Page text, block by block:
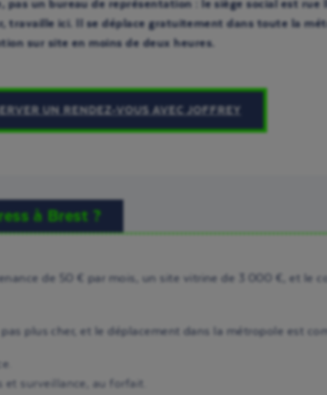
pas un bureau de représentation : le siège social est
travaille ici. Il se déplace gratuitement dans toute la
sur site en moins de deux heures.
UN RENDEZ-VOUS AVEC JOFFREY
à Brest ?
de 50 € par mois, un site vitrine de 3 000 €, et le
plus cher, et le déplacement dans la métropole est
et surveillance, au forfait.